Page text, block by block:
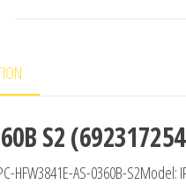
S2
HFW3841E-AS-0360B-